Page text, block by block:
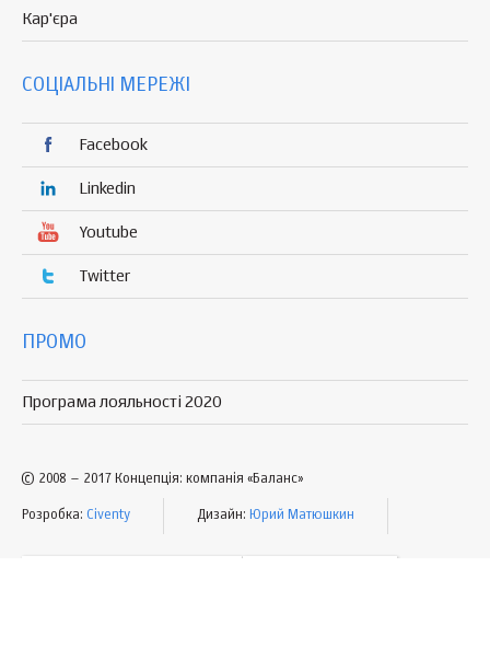
Кар'єра
СОЦІАЛЬНІ МЕРЕЖІ
Facebook
Linkedin
Youtube
Twitter
ПРОМО
Програма лояльності 2020
© 2008 – 2017 Концепція: компанія «Баланс»
Розробка: Civenty Дизайн: Юрий Матюшкин